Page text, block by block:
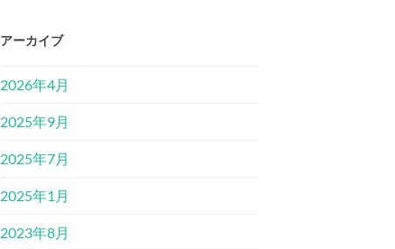
アーカイブ
2026年4月
2025年9月
2025年7月
2025年1月
2023年8月